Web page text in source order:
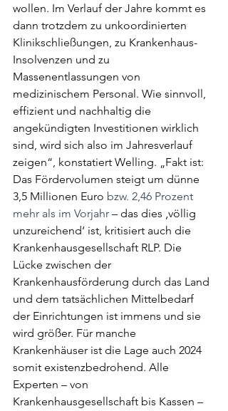
wollen. Im Verlauf der Jahre kommt es
dann trotzdem zu unkoordinierten
Klinikschließungen, zu Krankenhaus-
Insolvenzen und zu
Massenentlassungen von
medizinischem Personal. Wie sinnvoll,
effizient und nachhaltig die
angekündigten Investitionen wirklich
sind, wird sich also im Jahresverlauf
zeigen“, konstatiert Welling. „Fakt ist:
Das Fördervolumen steigt um dünne
3,5 Millionen Euro bzw. 2,46 Prozent
mehr als im Vorjahr – das dies ‚völlig
unzureichend‘ ist, kritisiert auch die
Krankenhausgesellschaft RLP. Die
Lücke zwischen der
Krankenhausförderung durch das Land
und dem tatsächlichen Mittelbedarf
der Einrichtungen ist immens und sie
wird größer. Für manche
Krankenhäuser ist die Lage auch 2024
somit existenzbedrohend. Alle
Experten – von
Krankenhausgesellschaft bis Kassen –